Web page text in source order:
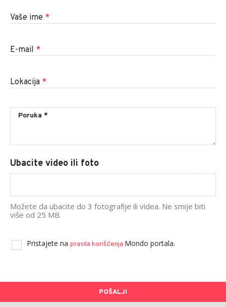
Vaše ime *
E-mail *
Lokacija *
Ubacite video ili foto
Možete da ubacite do 3 fotografije ili videa. Ne smije biti
više od 25 MB.
Pristajete na pravila korišćenja Mondo portala.
POŠALJI